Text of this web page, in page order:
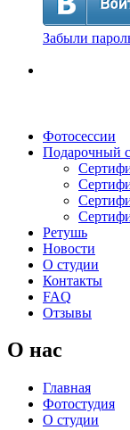
Забыли
Фотосессии
Подарочный
Ретушь
Новости
О студии
Контакты
FAQ
Отзывы
О нас
Главная
Фотостудия
О студии